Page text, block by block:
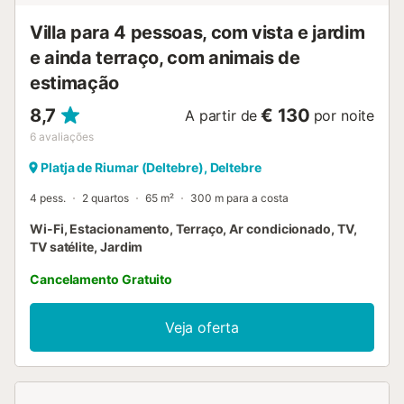
Villa para 4 pessoas, com vista e jardim
e ainda terraço, com animais de
estimação
8,7
6 avaliações
A partir de € 130 por noite
Platja de Riumar (Deltebre), Deltebre
4 pess. 2 quartos 65 m² 300 m para a costa
Wi-Fi, Estacionamento, Terraço, Ar condicionado, TV,
TV satélite, Jardim
Cancelamento Gratuito
Veja oferta